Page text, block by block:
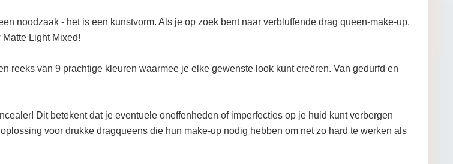
noodzaak - het is een kunstvorm. Als je op zoek bent naar verbluffende drag queen-make-up,
Light Mixed!
reeks van 9 prachtige kleuren waarmee je elke gewenste look kunt creëren. Van gedurfd en
Dit betekent dat je eventuele oneffenheden of imperfecties op je huid kunt verbergen
voor drukke dragqueens die hun make-up nodig hebben om net zo hard te werken als